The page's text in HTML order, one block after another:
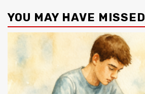
YOU MAY HAVE MISSED